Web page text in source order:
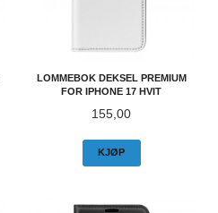
LOMMEBOK DEKSEL PREMIUM
FOR IPHONE 17 HVIT
Pris
155,00
KJØP